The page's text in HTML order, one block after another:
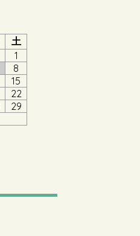
土
1
8
15
22
29